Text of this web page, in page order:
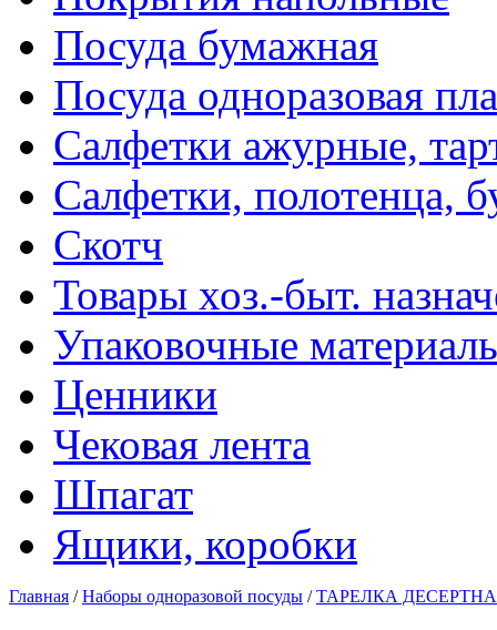
Посуда бумажная
Посуда одноразовая
Салфетки ажурные,
Салфетки, полотенца,
Скотч
Товары хоз.-быт.
Упаковочные
Ценники
Чековая лента
Шпагат
Ящики, коробки
Главная /Наборы одноразовой посуды /ТАРЕЛКА